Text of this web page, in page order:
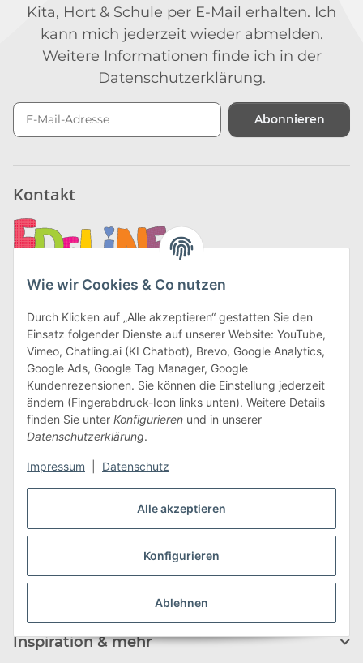
Alle akzeptieren
Konfigurieren
Ablehnen
Wie wir Cookies & Co nutzen
Durch Klicken auf „Alle akzeptieren“ gestatten Sie den
Einsatz folgender Dienste auf unserer Website: YouTube,
Vimeo, Chatling.ai (KI Chatbot), Brevo, Google Analytics,
Google Ads, Google Tag Manager, Google
Kundenrezensionen. Sie können die Einstellung jederzeit
ändern (Fingerabdruck-Icon links unten). Weitere Details
finden Sie unter Konfigurieren und in unserer
Datenschutzerklärung.
Impressum Datenschutz
Kita, Hort & Schule per E-Mail erhalten. Ich
kann mich jederzeit wieder abmelden.
Weitere Informationen finde ich in der
Datenschutzerklärung.
Abonnieren
Kontakt
Edeline Kidz GmbH
Hauptstraße 215
09618 Großhartmannsdorf
Tel.: +49 (0) 37329 7388000
Fax: +49 (0) 37329 7388009
E-Mail:info@edeline-kidz.de
Mo. - Do.: 8:00 - 16:00 Uhr
Fr.: 8:00 - 14:00 Uhr
Zum Kontaktformular
Informationen
Inspiration & mehr